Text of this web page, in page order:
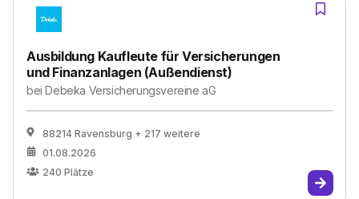
Ausbildung Kaufleute für Versicherungen
und Finanzanlagen (Außendienst)
beiDebeka Versicherungsvereine aG
88214 Ravensburg + 217 weitere
01.08.2026
240 Plätze